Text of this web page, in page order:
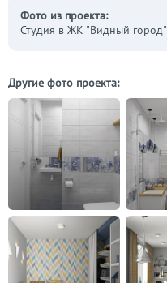
Фото из проекта:
Студия в ЖК "Видный город"
Другие фото проекта: